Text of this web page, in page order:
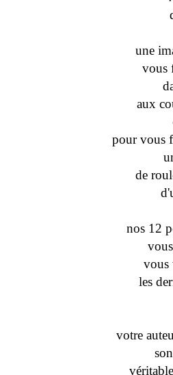
une
vous
aux
pour vous
de
nos 12
vous
les
votre